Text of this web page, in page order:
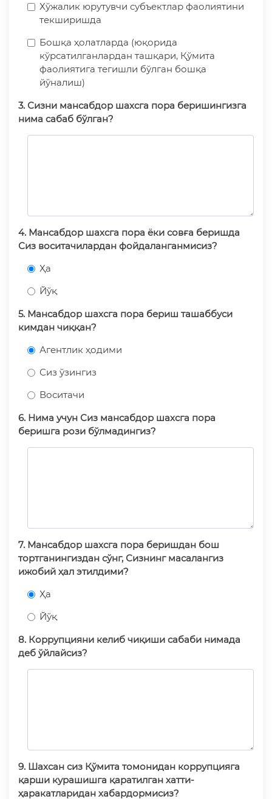
Хўжалик юрутувчи субъектлар фаолиятини
текширишда
Бошқа ҳолатларда (юқорида
кўрсатилганлардан ташқари, Қўмита
фаолиятига тегишли бўлган бошқа
йўналиш)
3. Сизни мансабдор шахсга пора беришингизга
нима сабаб бўлган?
4. Мансабдор шахсга пора ёки совға беришда
Сиз воситачилардан фойдаланганмисиз?
Ҳа
Йўқ
5. Мансабдор шахсга пора бериш ташаббуси
кимдан чиққан?
Агентлик ҳодими
Сиз ўзингиз
Воситачи
6. Нима учун Сиз мансабдор шахсга пора
беришга рози бўлмадингиз?
7. Мансабдор шахсга пора беришдан бош
тортганингиздан сўнг, Сизнинг масалангиз
ижобий ҳал этилдими?
Ҳа
Йўқ
8. Коррупцияни келиб чиқиши сабаби нимада
деб ўйлайсиз?
9. Шахсан сиз Қўмита томонидан коррупцияга
қарши курашишга қаратилган хатти-
ҳаракатларидан хабардормисиз?